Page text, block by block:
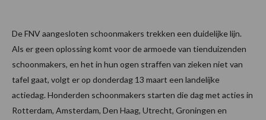
De FNV aangesloten schoonmakers trekken een duidelijke lijn.
Als er geen oplossing komt voor de armoede van tienduizenden
schoonmakers, en het in hun ogen straffen van zieken niet van
tafel gaat, volgt er op donderdag 13 maart een landelijke
actiedag. Honderden schoonmakers starten die dag met acties in
Rotterdam, Amsterdam, Den Haag, Utrecht, Groningen en